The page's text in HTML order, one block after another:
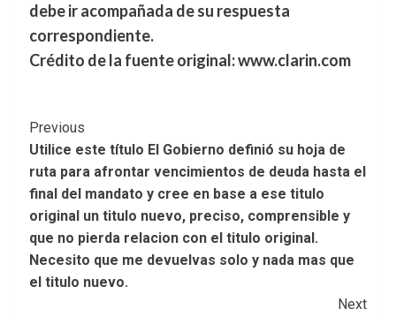
debe ir acompañada de su respuesta
correspondiente.
Crédito de la fuente original: www.clarin.com
Post
Navigation
Previous
Utilice este título El Gobierno definió su hoja de
ruta para afrontar vencimientos de deuda hasta el
final del mandato y cree en base a ese titulo
original un titulo nuevo, preciso, comprensible y
que no pierda relacion con el titulo original.
Necesito que me devuelvas solo y nada mas que
el titulo nuevo.
Next